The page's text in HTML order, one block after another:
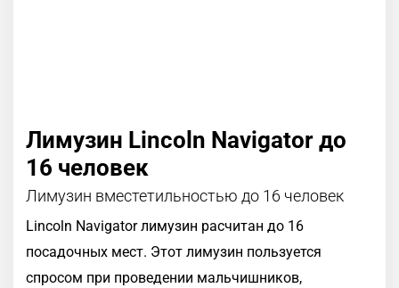
Лимузин Lincoln Navigator до
16 человек
Лимузин вместетильностью до 16 человек
Lincoln Navigator лимузин расчитан до 16
посадочных мест. Этот лимузин пользуется
спросом при проведении мальчишников,